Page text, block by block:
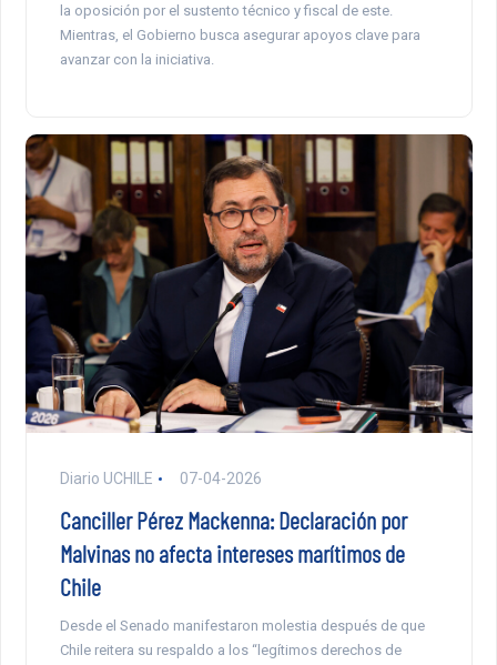
la oposición por el sustento técnico y fiscal de este.
Mientras, el Gobierno busca asegurar apoyos clave para
avanzar con la iniciativa.
Diario UCHILE 07-04-2026
Canciller Pérez Mackenna: Declaración por
Malvinas no afecta intereses marítimos de
Chile
Desde el Senado manifestaron molestia después de que
Chile reitera su respaldo a los “legítimos derechos de